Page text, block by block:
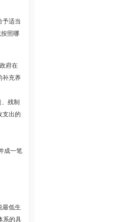
予适当
照哪
府在
补充养
残制
支出的
成一笔
最低生
系的具